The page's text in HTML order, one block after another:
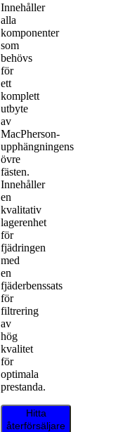
Innehåller
alla
komponenter
som
behövs
för
ett
komplett
utbyte
av
MacPherson-
upphängningens
övre
fästen.
Innehåller
en
kvalitativ
lagerenhet
för
fjädringen
med
en
fjäderbenssats
för
filtrering
av
hög
kvalitet
för
optimala
prestanda.
Hitta
återförsäljare